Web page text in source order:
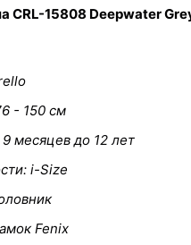
CRL-15808 Deepwater
- 150 см
месяцев до 12 лет
i-Size
Fenix